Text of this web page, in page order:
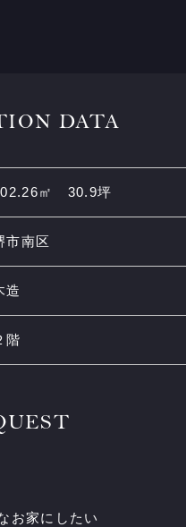
DATA
㎡ 30.9坪
市南区
造
階
お家にしたい